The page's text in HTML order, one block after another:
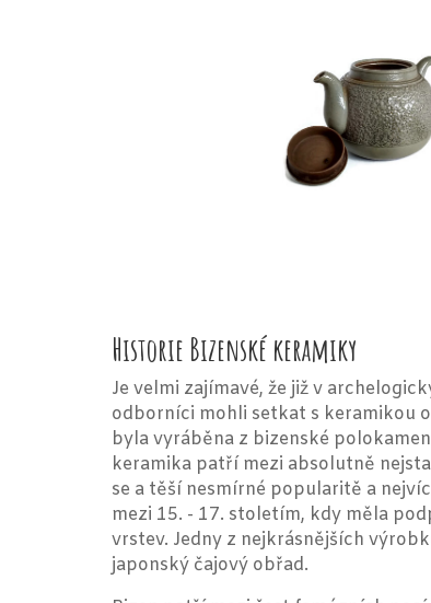
Historie Bizenské keramiky
Je velmi zajímavé, že již v
odborníci mohli setkat s keramikou
byla vyráběna z bizenské
keramika patří mezi absolutně
se a těší nesmírné popularitě a
mezi 15. - 17. stoletím, kdy měla
vrstev. Jedny z nejkrásnějších
japonský čajový obřad.